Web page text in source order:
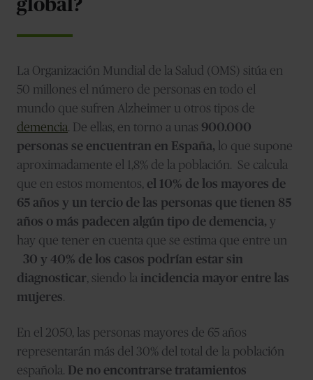
global?
La Organización Mundial de la Salud (OMS) sitúa en
50 millones el número de personas en todo el
mundo que sufren Alzheimer u otros tipos d e
demencia. De ellas, en torno a unas 900.000
personas se encuentran en España, lo que supone
aproximadamente el 1,8% de la población. Se calcula
que en estos momentos, el 10% de los mayores de
65 años y un tercio de las personas que tienen 85
años o más padecen algún tipo de demencia, y
hay que tener en cuenta que se estima que entre un
30 y 40% de los casos podrían estar sin
diagnosticar, siendo la incidencia mayor entre las
mujeres.
En el 2050, las personas mayores de 65 años
representarán más del 30% del total de la población
española. De no encontrarse tratamientos